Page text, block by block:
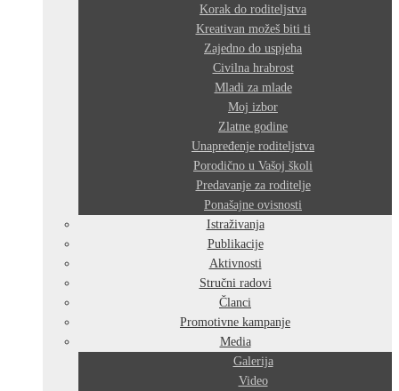
Korak do roditeljstva
Kreativan možeš biti ti
Zajedno do uspjeha
Civilna hrabrost
Mladi za mlade
Moj izbor
Zlatne godine
Unapređenje roditeljstva
Porodično u Vašoj školi
Predavanje za roditelje
Ponašajne ovisnosti
Istraživanja
Publikacije
Aktivnosti
Stručni radovi
Članci
Promotivne kampanje
Media
Galerija
Video